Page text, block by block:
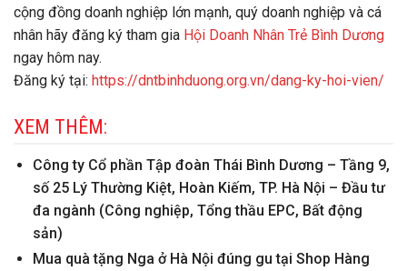
cộng đồng doanh nghiệp lớn mạnh, quý doanh nghiệp và cá
nhân hãy đăng ký tham gia Hội Doanh Nhân Trẻ Bình Dương
ngay hôm nay.
Đăng ký tại: https://dntbinhduong.org.vn/dang-ky-hoi-vien/
XEM THÊM:
Công ty Cổ phần Tập đoàn Thái Bình Dương – Tầng 9,
số 25 Lý Thường Kiệt, Hoàn Kiếm, TP. Hà Nội – Đầu tư
đa ngành (Công nghiệp, Tổng thầu EPC, Bất động
sản)
Mua quà tặng Nga ở Hà Nội đúng gu tại Shop Hàng